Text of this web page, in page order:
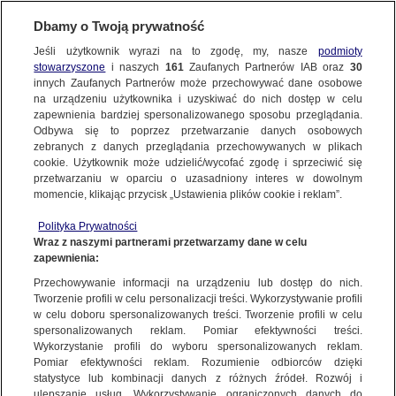
TRÓJMIASTO
Kołobrzeg. Pożar straganów handlowych,
w pogorzelisku znaleźli ciało
11.12.2022, 16:36Aktualizacja:11.12.2022, 17:24
Dbamy o Twoją prywatność
Jeśli użytkownik wyrazi na to zgodę, my, nasze podmioty
stowarzyszone i naszych 161Zaufanych Partnerów IAB oraz 30
innych Zaufanych Partnerów może przechowywać dane osobowe
na urządzeniu użytkownika i uzyskiwać do nich dostęp w celu
zapewnienia bardziej spersonalizowanego sposobu przeglądania.
Odbywa się to poprzez przetwarzanie danych osobowych
zebranych z danych przeglądania przechowywanych w plikach
cookie. Użytkownik może udzielić/wycofać zgodę i sprzeciwić się
przetwarzaniu w oparciu o uzasadniony interes w dowolnym
momencie, klikając przycisk „Ustawienia plików cookie i reklam”.
Polityka Prywatności
Wraz z naszymi partnerami przetwarzamy dane w celu
zapewnienia:
Przechowywanie informacji na urządzeniu lub dostęp do nich.
Tworzenie profili w celu personalizacji treści. Wykorzystywanie profili
w celu doboru spersonalizowanych treści. Tworzenie profili w celu
spersonalizowanych reklam. Pomiar efektywności treści.
Wykorzystanie profili do wyboru spersonalizowanych reklam.
Pomiar efektywności reklam. Rozumienie odbiorców dzięki
statystyce lub kombinacji danych z różnych źródeł. Rozwój i